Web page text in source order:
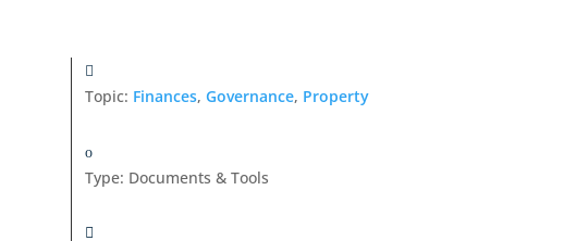
Topic: Finances, Governance, Property
Type: Documents & Tools